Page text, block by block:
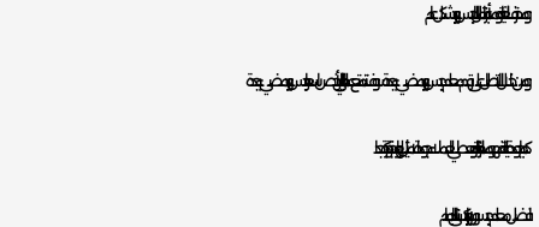
و محترف للغاية وممتاز بأعمال الجبس بورد بشكل عام.
و من خلال الاتصال على رقم معلم جبس بورد مضيء بجدة سوف تتمتع عميلنا الغالي بأرخص اسعار جبس بورد مضيء بجدة
كما بجودة عالية فهو ممتاز للغاية ويعطي العملاء جودة لا مثيل لها وخبرة كبيرة جدا.
افضل معلم جبسون بورد باكستاني بالدمام